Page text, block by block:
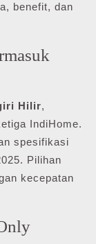
benefit, dan
Hilir,
IndiHome.
spesifikasi
Pilihan
kecepatan